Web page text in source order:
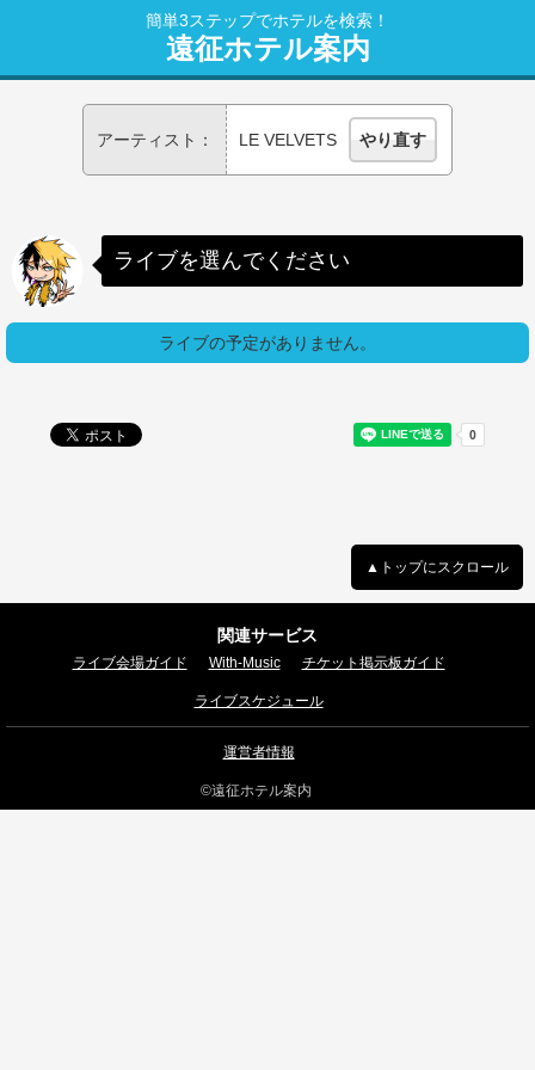
簡単3ステップでホテルを検索！
遠征ホテル案内
アーティスト： LE VELVETS やり直す
ライブを選んでください
ライブの予定がありません。
▲トップにスクロール
関連サービス
ライブ会場ガイド With-Music チケット掲示板ガイド
ライブスケジュール
運営者情報
©遠征ホテル案内